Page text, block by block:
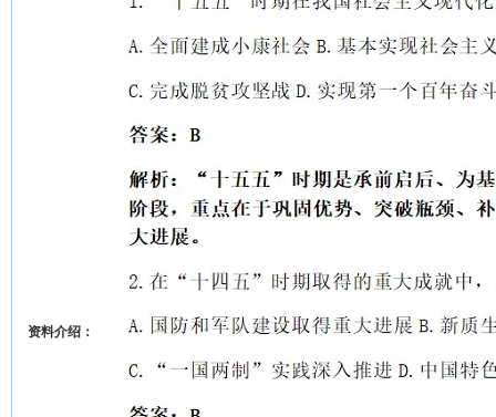
资料介绍：